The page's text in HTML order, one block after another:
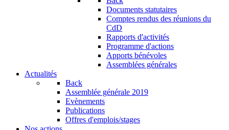
Documents statutaires
Comptes rendus des réunions du
CdD
Rapports d'activités
Programme d'actions
Apports bénévoles
Assemblées générales
Actualités
Back
Assemblée générale 2019
Evènements
Publications
Offres d'emplois/stages